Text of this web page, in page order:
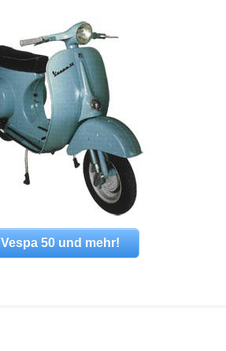
Vespa 50 und mehr!